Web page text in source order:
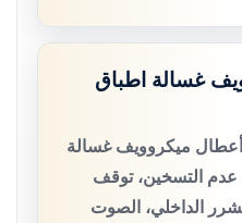
غسالة اطباق
أعطال ميكروويف غسالة
عدم التسخين، توقف
الداخلي، الصوت